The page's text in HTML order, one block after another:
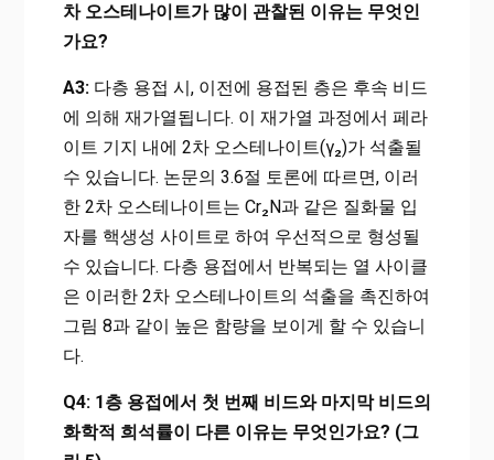
차 오스테나이트가 많이 관찰된 이유는 무엇인
가요?
A3:다층 용접 시, 이전에 용접된 층은 후속 비드
에 의해 재가열됩니다. 이 재가열 과정에서 페라
이트 기지 내에 2차 오스테나이트(γ₂)가 석출될
수 있습니다. 논문의 3.6절 토론에 따르면, 이러
한 2차 오스테나이트는 Cr₂N과 같은 질화물 입
자를 핵생성 사이트로 하여 우선적으로 형성될
수 있습니다. 다층 용접에서 반복되는 열 사이클
은 이러한 2차 오스테나이트의 석출을 촉진하여
그림 8과 같이 높은 함량을 보이게 할 수 있습니
다.
Q4: 1층 용접에서 첫 번째 비드와 마지막 비드의
화학적 희석률이 다른 이유는 무엇인가요? (그